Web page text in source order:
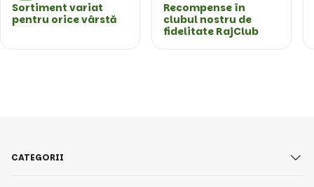
Sortiment variat
pentru orice vârstă
Recompense în
clubul nostru de
fidelitate RajClub
CATEGORII